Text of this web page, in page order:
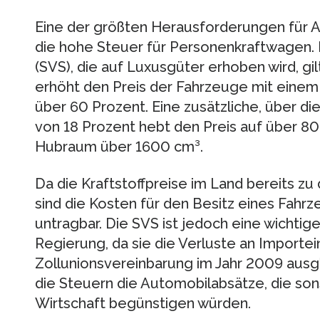
Eine der größten Herausforderungen für
die hohe Steuer für
(SVS), die auf Luxusgüter erhoben wird,
erhöht den Preis der Fahrzeuge mit
über 60 Prozent. Eine zusätzliche, über
von 18 Prozent hebt den Preis auf über
Hubraum über 1600 cm³.
Da die Kraftstoffpreise im Land bereits
sind die Kosten für den Besitz eines
untragbar. Die SVS ist jedoch eine
Regierung, da sie die Verluste an
Zollunionsvereinbarung im Jahr 2009
die Steuern die Automobilabsätze, die
Wirtschaft begünstigen würden.